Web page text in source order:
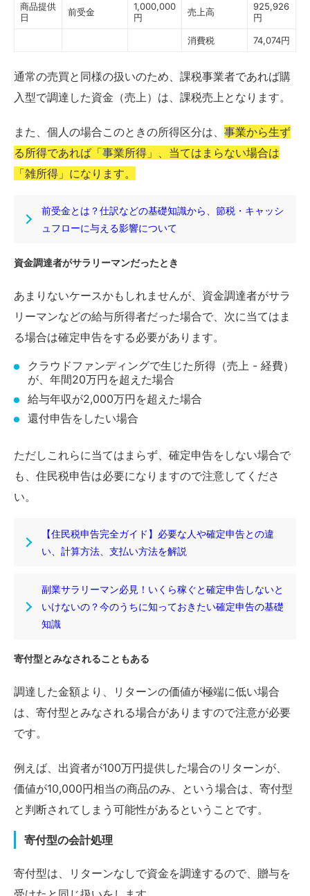
商品提供
日
前受金
1,000,000
円
売上高
925,926
円
消費税 74,074円
通常の売買と同様の扱いのため、課税事業者であれば購
入型で調達した資金（売上）は、課税売上となります。
また、個人の場合このときの所得区分は、 事業から生ず
る所得であれば「事業所得」、当てはまらない場合は
「雑所得」になります。
前受金とは？仕訳などの基礎知識から、節税・キャッシ
ュフローに与える影響について
資金調達者がサラリーマンだったとき
あまりないケースかもしれませんが、資金調達者がサラ
リーマンなどの給与所得者だった場合で、次に当てはま
る場合は確定申告をする必要があります。
クラウドファンディングで生じた所得（売上 - 経費）
が、年間20万円を超えた場合
給与年収が2,000万円を超えた場合
還付申告をしたい場合
ただしこれらに当てはまらず、確定申告をしない場合で
も、住民税申告は必要になりますので注意してくださ
い。
【住民税申告完全ガイド】必要な人や確定申告との違
い、計算方法、支払い方法を解説
副業サラリーマン必見！いくら稼ぐと確定申告しないと
いけないの？今のうちに知っておきたい確定申告の基礎
知識
寄付型とみなされることもある
調達した金額より、リターンの価値が極端に低い場合
は、寄付型とみなされる場合がありますので注意が必要
です。
例えば、出資者が100万円提供した場合のリターンが、
価値が10,000円相当の商品のみ、という場合は、寄付型
と判断されてしまう可能性があるということです。
寄付型の会計処理
寄付型は、リターンなしで資金を調達するので、贈与を